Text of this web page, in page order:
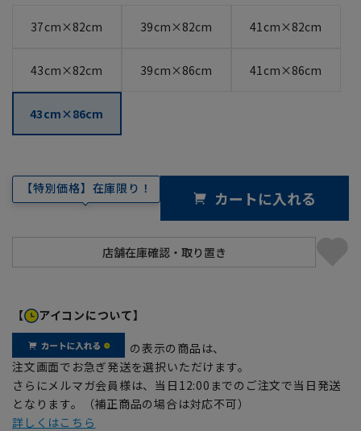
37cm×82cm 39cm×82cm 41cm×82cm
43cm×82cm 39cm×86cm 41cm×86cm
43cm×86cm
【特別価格】在庫限り！ カートに入れる
【 アイコンについて】
の表示の商品は、
注文画面でお急ぎ発送を選択いただけます。
さらにメルマガ会員様は、当日12:00までのご注文で当日発送
となります。（補正商品の場合は対応不可）
詳しくはこちら